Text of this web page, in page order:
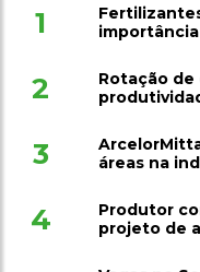
1
2
Rotação
3
áreas na
4
Produtor
projeto de